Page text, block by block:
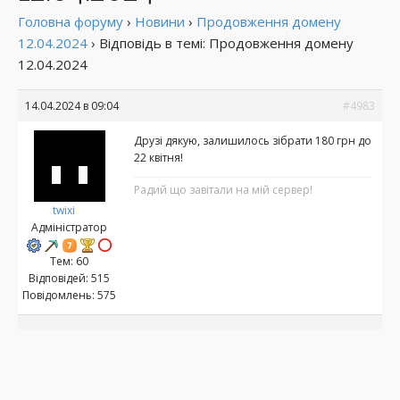
Головна форуму › Новини › Продовження домену
12.04.2024 › Відповідь в темі: Продовження домену
12.04.2024
14.04.2024 в 09:04 #4983
twixi
Адміністратор
Тем: 60
Відповідей: 515
Повідомлень: 575
Друзі дякую, залишилось зібрати 180 грн до
22 квітня!
Радий що завітали на мій сервер!